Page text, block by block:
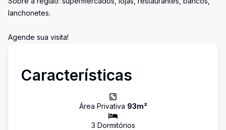
lanchonetes.
Agende sua visita!
Características
Área Privativa 93m²
3 Dormitórios